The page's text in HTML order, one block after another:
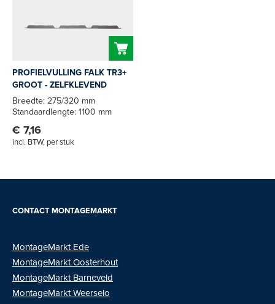
PROFIELVULLING FALK TR3+
GROOT - ZELFKLEVEND
Breedte: 275/320 mm
Standaardlengte: 1100 mm
€ 7,16
incl. BTW, per stuk
CONTACT MONTAGEMARKT
MontageMarkt Ede
MontageMarktOosterhout
MontageMarkt Barneveld
MontageMarkt Weerselo